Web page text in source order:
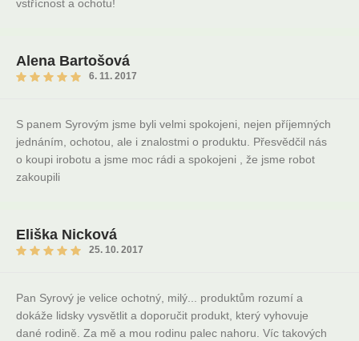
vstřícnost a ochotu!
Alena Bartošová
6. 11. 2017
S panem Syrovým jsme byli velmi spokojeni, nejen příjemných
jednáním, ochotou, ale i znalostmi o produktu. Přesvědčil nás
o koupi irobotu a jsme moc rádi a spokojeni , že jsme robot
zakoupili
Eliška Nicková
25. 10. 2017
Pan Syrový je velice ochotný, milý... produktům rozumí a
dokáže lidsky vysvětlit a doporučit produkt, který vyhovuje
dané rodině. Za mě a mou rodinu palec nahoru. Víc takových